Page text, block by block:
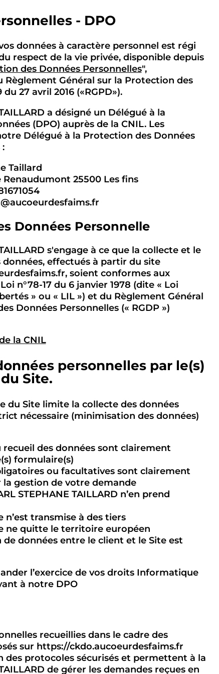
- DPO
données à caractère personnel est régi
respect de la vie privée, disponible depuis
des Données Personnelles",
Général sur la Protection des
27 avril 2016 («RGPD»).
a désigné un Délégué à la
(DPO) auprès de la CNIL. Les
Délégué à la Protection des Données
Taillard
Renaudumont 25500 Les fins
Données Personnelle
s'engage à ce que la collecte et le
effectués à partir du site
soient conformes aux
n°78-17 du 6 janvier 1978 (dite « Loi
» ou « LIL ») et du Règlement Général
Données Personnelles (« RGDP »)
la CNIL
personnelles par le(s)
Site.
du Site limite la collecte des données
nécessaire (minimisation des données)
recueil des données sont clairement
formulaire(s)
ou facultatives sont clairement
la gestion de votre demande
STEPHANE TAILLARD n’en prend
n’est transmise à des tiers
ne quitte le territoire européen
de données entre le client et le Site est
l’exercice de vos droits Informatique
à notre DPO
recueillies dans le cadre des
sur https://ckdo.aucoeurdesfaims.fr
des protocoles sécurisés et permettent à la
de gérer les demandes reçues en